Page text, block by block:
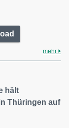
mehr
hält
Thüringen auf